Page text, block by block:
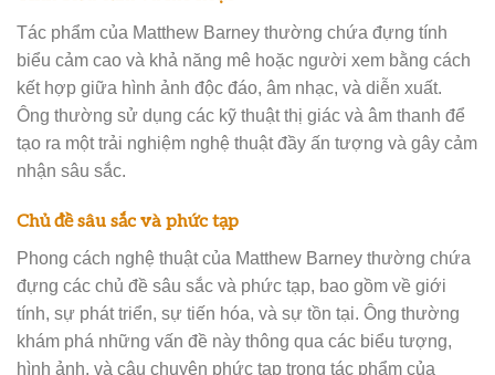
Tác phẩm của Matthew Barney thường chứa đựng tính
biểu cảm cao và khả năng mê hoặc người xem bằng cách
kết hợp giữa hình ảnh độc đáo, âm nhạc, và diễn xuất.
Ông thường sử dụng các kỹ thuật thị giác và âm thanh để
tạo ra một trải nghiệm nghệ thuật đầy ấn tượng và gây cảm
nhận sâu sắc.
Chủ đề sâu sắc và phức tạp
Phong cách nghệ thuật của Matthew Barney thường chứa
đựng các chủ đề sâu sắc và phức tạp, bao gồm về giới
tính, sự phát triển, sự tiến hóa, và sự tồn tại. Ông thường
khám phá những vấn đề này thông qua các biểu tượng,
hình ảnh, và câu chuyện phức tạp trong tác phẩm của